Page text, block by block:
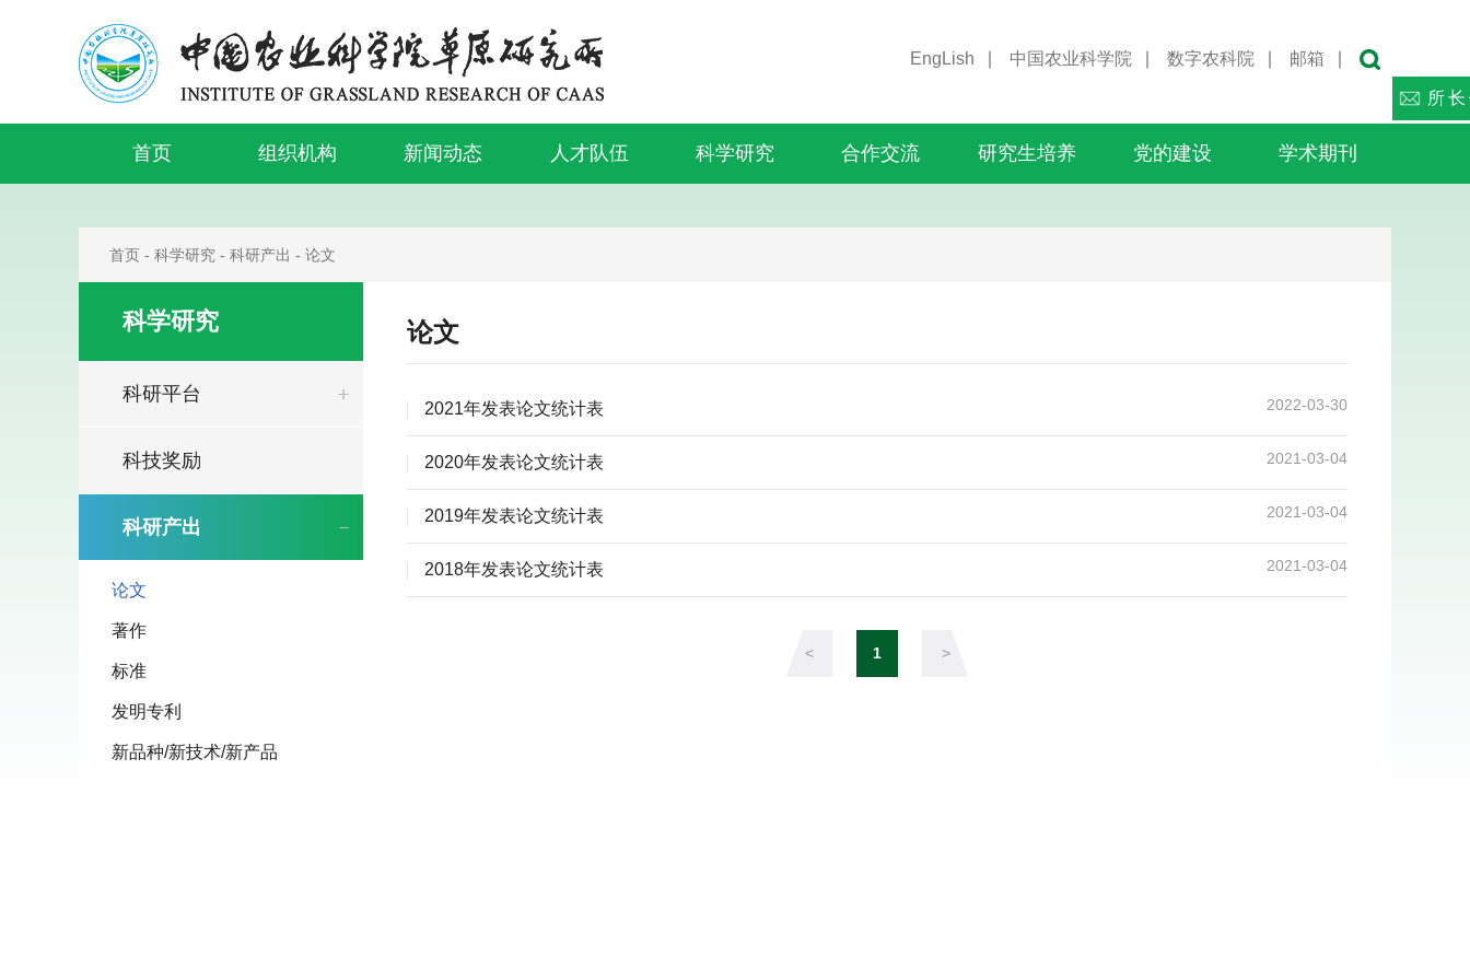
所
EngLish 中国农业科学院 数字农科院 邮箱
首页 组织机构 新闻动态 人才队伍 科学研究 合作交流 研究生培养 党的建设 学术期刊
首页 - 科学研究 - 科研产出 - 论文
科学研究
科研平台
科技奖励
科研产出
论文
著作
标准
发明专利
新品种/新技术/新产品
论文
2022-03-30
2021年发表论文统计表
2021-03-04
2020年发表论文统计表
2021-03-04
2019年发表论文统计表
2021-03-04
2018年发表论文统计表
< 1 >